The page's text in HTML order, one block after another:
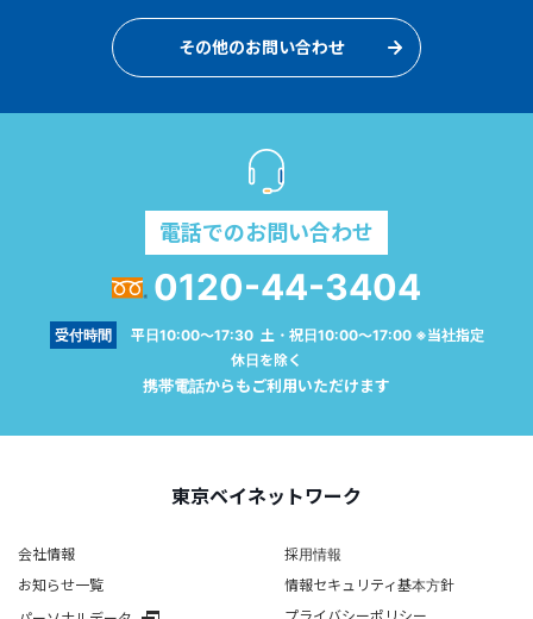
その他のお問い合わせ
電話でのお問い合わせ
0120-44-3404
受付時間
平日10:00～17:30 土・祝日10:00～17:00 ※当社指定
休日を除く
携帯電話からもご利用いただけます
東京ベイネットワーク
会社情報
採用情報
お知らせ一覧
情報セキュリティ基本方針